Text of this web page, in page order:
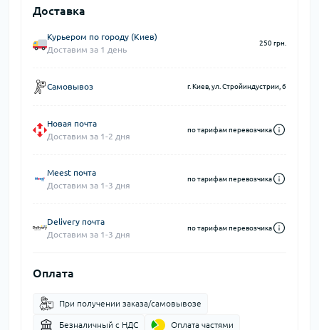
Доставка
Курьером по городу (Киев)
Доставим за 1 день
250 грн.
Самовывоз г. Киев, ул. Стройиндустрии, 6
Новая почта
Доставим за 1-2 дня
по тарифам перевозчика
Meest почта
Доставим за 1-3 дня
по тарифам перевозчика
Delivery почта
Доставим за 1-3 дня
по тарифам перевозчика
Оплата
При получении заказа/самовывозе
Безналичный с НДС Оплата частями